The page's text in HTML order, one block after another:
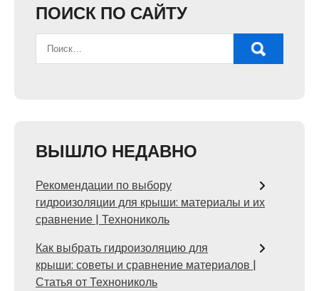
ПОИСК ПО САЙТУ
ВЫШЛО НЕДАВНО
Рекомендации по выбору
гидроизоляции для крыши: материалы и их
сравнение | Технониколь
Как выбрать гидроизоляцию для
крыши: советы и сравнение материалов |
Статья от Технониколь